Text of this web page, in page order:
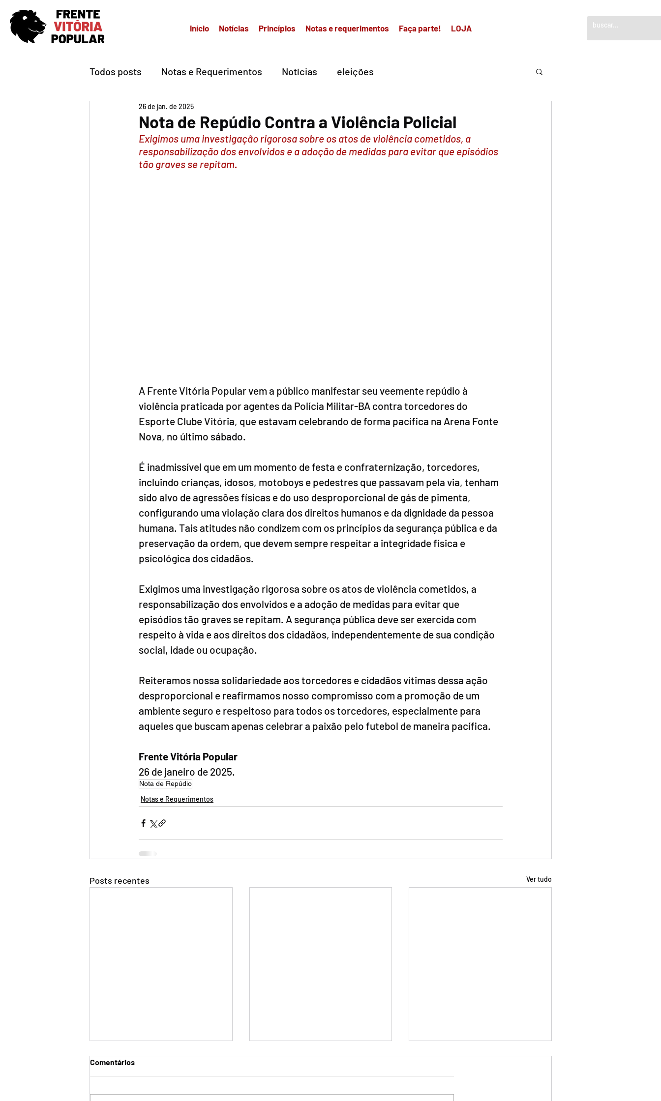
Início Notícias Princípios Notas e requerimentos Faça parte! LOJA
Todos posts Notas e Requerimentos Notícias eleições
Nota de Repúdio Contra a Violência Policial
26 de jan. de 2025
Exigimos uma investigação rigorosa sobre os atos de violência cometidos, a
responsabilização dos envolvidos e a adoção de medidas para evitar que episódios
tão graves se repitam.
A Frente Vitória Popular vem a público manifestar seu veemente repúdio à
violência praticada por agentes da Polícia Militar-BA contra torcedores do
Esporte Clube Vitória, que estavam celebrando de forma pacífica na Arena Fonte
Nova, no último sábado.
É inadmissível que em um momento de festa e confraternização, torcedores,
incluindo crianças, idosos, motoboys e pedestres que passavam pela via, tenham
sido alvo de agressões físicas e do uso desproporcional de gás de pimenta,
configurando uma violação clara dos direitos humanos e da dignidade da pessoa
humana. Tais atitudes não condizem com os princípios da segurança pública e da
preservação da ordem, que devem sempre respeitar a integridade física e
psicológica dos cidadãos.
Exigimos uma investigação rigorosa sobre os atos de violência cometidos, a
responsabilização dos envolvidos e a adoção de medidas para evitar que
episódios tão graves se repitam. A segurança pública deve ser exercida com
respeito à vida e aos direitos dos cidadãos, independentemente de sua condição
social, idade ou ocupação.
Reiteramos nossa solidariedade aos torcedores e cidadãos vítimas dessa ação
desproporcional e reafirmamos nosso compromisso com a promoção de um
ambiente seguro e respeitoso para todos os torcedores, especialmente para
aqueles que buscam apenas celebrar a paixão pelo futebol de maneira pacífica.
Frente Vitória Popular
26 de janeiro de 2025.
Nota de Repúdio
Notas e Requerimentos
Posts recentes Ver tudo
Comentários